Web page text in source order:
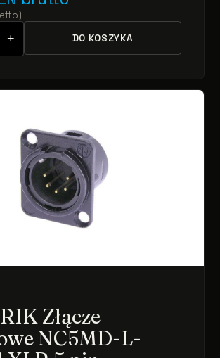
)
+ DO KOSZYKA
Złącze
NC5MD-L-